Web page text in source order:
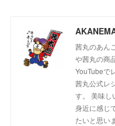
茜丸のあん
や茜丸の商
YouTubeで
茜丸公式レ
す。 美味し
身近に感じ
たいと思い